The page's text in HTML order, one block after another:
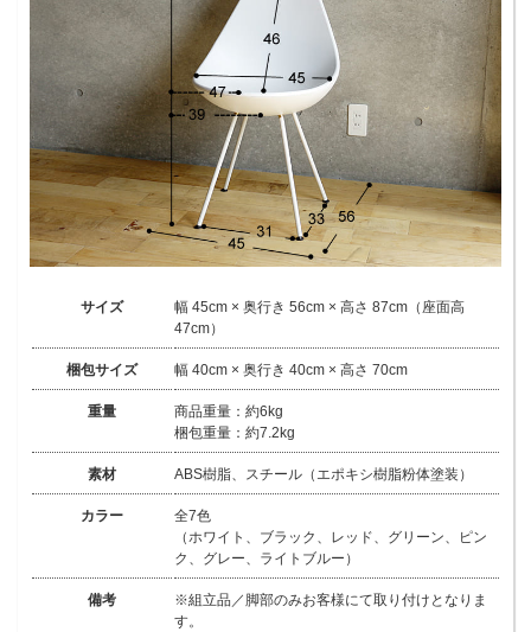
サイズ
幅 45cm × 奥行き 56cm × 高さ 87cm（座面高
47cm）
梱包サイズ 幅 40cm × 奥行き 40cm × 高さ 70cm
重量
商品重量：約6kg
梱包重量：約7.2kg
素材 ABS樹脂、スチール（エポキシ樹脂粉体塗装）
カラー
全7色
（ホワイト、ブラック、レッド、グリーン、ピン
ク、グレー、ライトブルー）
備考
※組立品／脚部のみお客様にて取り付けとなりま
す。